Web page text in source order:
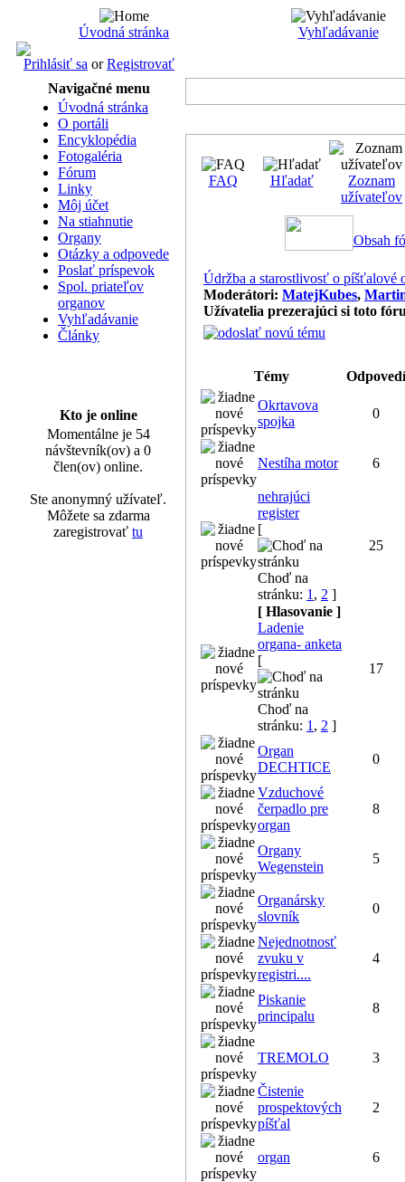
Úvodná stránka Vyhľadávanie
Prihlásiť sa orRegistrovať
Navigačné menu
Úvodná stránka
O portáli
Encyklopédia
Fotogaléria
Fórum
Linky
Môj účet
Na stiahnutie
Organy
Otázky a odpovede
Poslať príspevok
Spol. priateľov
organov
Vyhľadávanie
Články
Kto je online
Momentálne je 54
návštevník(ov) a 0
člen(ov) online.
Ste anonymný užívateľ.
Môžete sa zdarma
zaregistrovať tu
FAQ Hľadať
Zoznam
užívateľov
Obsah
Údržba a starostlivosť o píšťalové
Moderátori: MatejKubes,
Užívatelia prezerajúci si toto
Témy
Okrtavova
spojka
0
Nestíha motor 6
nehrajúci
register
[
Choď na
stránku: 1 , 2 ]
25
[ Hlasovanie ]
Ladenie
organa- anketa
[
Choď na
stránku: 1 , 2 ]
17
Organ
DECHTICE
0
Vzduchové
čerpadlo pre
organ
8
Organy
Wegenstein
5
Organársky
slovník
0
Nejednotnosť
zvuku v
registri....
4
Piskanie
principalu
8
TREMOLO 3
Čistenie
prospektových
píšťal
2
organ 6